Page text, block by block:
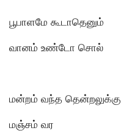
பூபாளமே கூடாதெனும்
வானம் உண்டோ சொல்
மன்றம் வந்த தென்றலுக்கு
மஞ்சம் வர